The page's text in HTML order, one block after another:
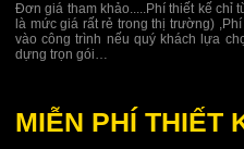
Đơn giá tham khảo.....Phí thiết kế chỉ
là mức giá rất rẻ trong thị trường)
vào công trình nếu quý khách lựa
dựng trọn gói…
MIỄN PHÍ THIẾT